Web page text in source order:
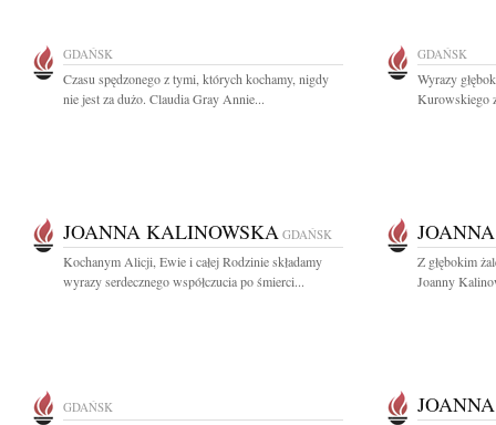
GDAŃSK
Czasu spędzonego z tymi, których kochamy, nigdy
nie jest za dużo. Claudia Gray Annie...
GDAŃSK
Wyrazy
Kurowskiego
JOANNA KALINOWSKA GDAŃSK
Kochanym Alicji, Ewie i całej Rodzinie składamy
wyrazy serdecznego współczucia po śmierci...
Z głębokim
Joanny
GDAŃSK